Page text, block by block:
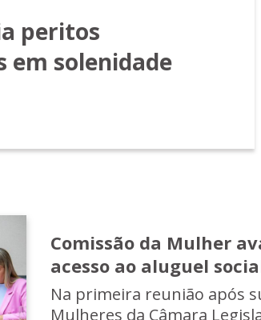
peritos
em solenidade
Comissão da Mulher
acesso ao aluguel
Na primeira reunião após
Mulheres da Câmara